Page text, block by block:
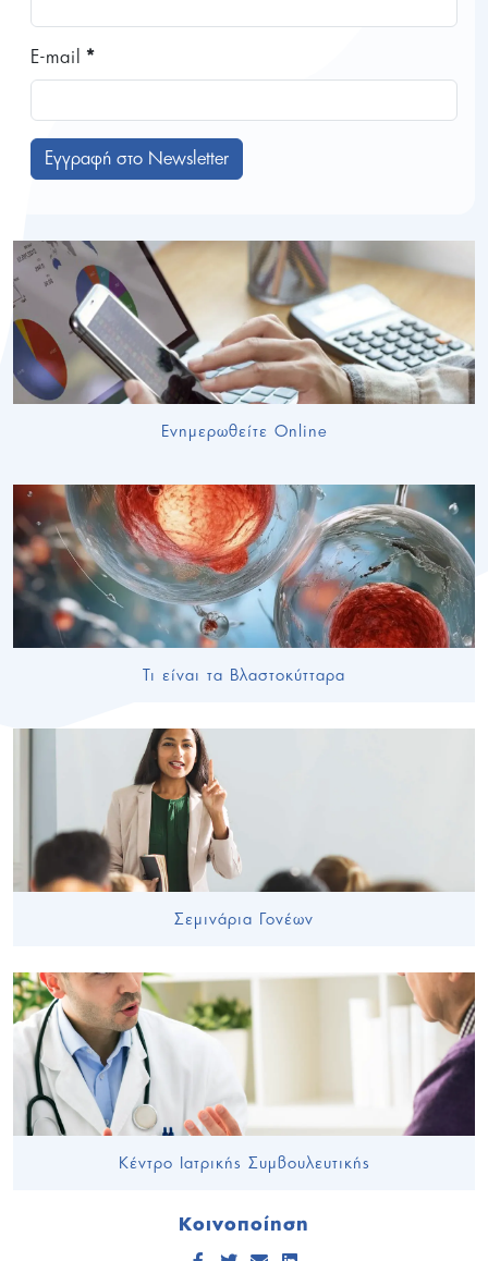
Ενημερωθείτε Online
Τι είναι τα Βλαστοκύτταρα
Σεμινάρια Γονέων
Κέντρο Ιατρικής Συμβουλευτικής
Κοινοποίηση
E-mail *
Εγγραφή στο Newsletter